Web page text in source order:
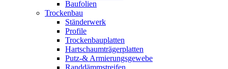
Baufolien
Trockenbau
Ständerwerk
Profile
Trockenbauplatten
Hartschaumträgerplatten
Putz-& Armierungsgewebe
Randdämmstreifen